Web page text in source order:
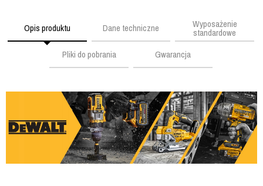
Opis produktu Dane techniczne Wyposażenie
standardowe
Pliki do pobrania
Gwarancja